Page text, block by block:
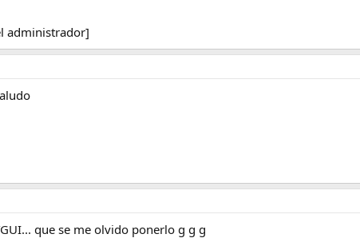
administrador]
que se me olvido ponerlo g g g